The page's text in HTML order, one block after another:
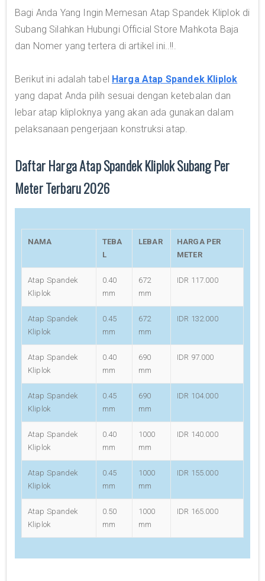
Bagi Anda Yang Ingin Memesan Atap Spandek Kliplok di
Subang Silahkan Hubungi Official Store Mahkota Baja
dan Nomer yang tertera di artikel ini..!!.
Berikut ini adalah tabel Harga Atap Spandek Kliplok
yang dapat Anda pilih sesuai dengan ketebalan dan
lebar atap kliploknya yang akan ada gunakan dalam
pelaksanaan pengerjaan konstruksi atap.
Daftar Harga Atap Spandek Kliplok Subang Per
Meter Terbaru 2026
NAMA
TEBA
L
LEBAR
HARGA PER
METER
Atap Spandek
Kliplok
0.40
mm
672
mm
IDR 117.000
Atap Spandek
Kliplok
0.45
mm
672
mm
IDR 132.000
Atap Spandek
Kliplok
0.40
mm
690
mm
IDR 97.000
Atap Spandek
Kliplok
0.45
mm
690
mm
IDR 104.000
Atap Spandek
Kliplok
0.40
mm
1000
mm
IDR 140.000
Atap Spandek
Kliplok
0.45
mm
1000
mm
IDR 155.000
Atap Spandek
Kliplok
0.50
mm
1000
mm
IDR 165.000